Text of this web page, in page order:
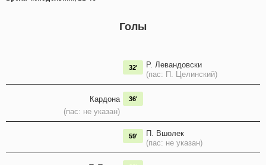
Голы
Р. Левандовски
(пас: П. Целинский)
32'
Кардона
(пас: не указан)
36'
П. Вшолек
(пас: не указан)
59'